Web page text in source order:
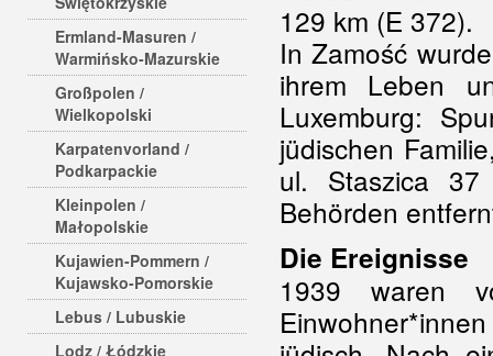
Ermland-Masuren /
Warmińsko-Mazurskie
Großpolen /
Wielkopolski
Karpatenvorland /
Podkarpackie
Kleinpolen /
Małopolskie
Kujawien-Pommern /
Kujawsko-Pomorskie
Lebus / Lubuskie
Lodz / Łódzkie
129 km (E 372).
In Zamość
ihrem Leben
Luxemburg:
jüdischen
ul. Staszica
Behörden
Die Ereignisse
1939 waren